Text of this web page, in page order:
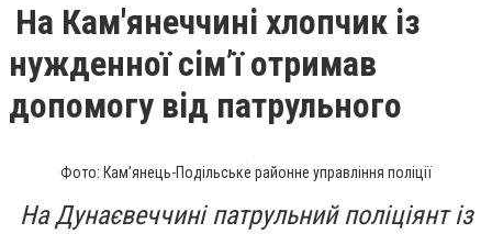
На Кам'янеччині хлопчик із
нужденної сім’ї отримав
допомогу від патрульного
Фото: Кам’янець-Подільське районне управління поліції
На Дунаєвеччині патрульний поліціянт із